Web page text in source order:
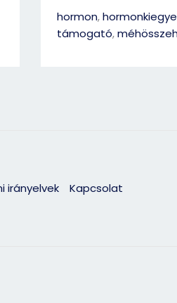
hormon,
támogató,
irányelvek Kapcsolat